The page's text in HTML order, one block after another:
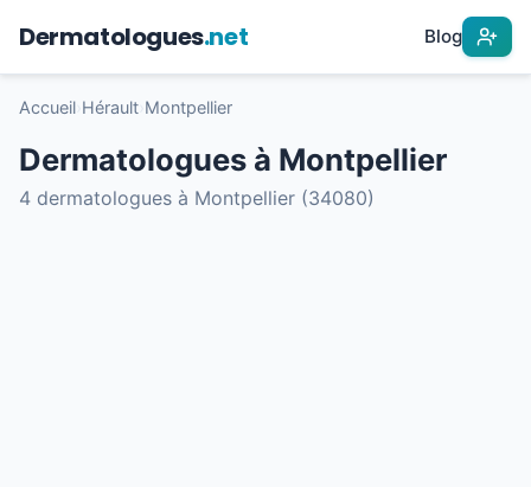
Dermatologues.net Blog
Accueil Hérault Montpellier
Dermatologues à Montpellier
4 dermatologues à Montpellier (34080)